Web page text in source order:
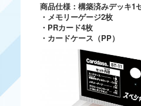
商品仕様：構築済みデッキ1
・メモリーゲージ2枚
・PRカード4枚
・カードケース（PP）